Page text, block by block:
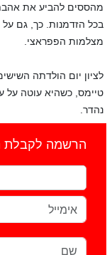
מהססים להביע את
בכל הזדמנות. כך, גם
מצלמות הפפראצי.
טיימס, כשהיא עוטה על
נהדר.
הרשמה לקבלת